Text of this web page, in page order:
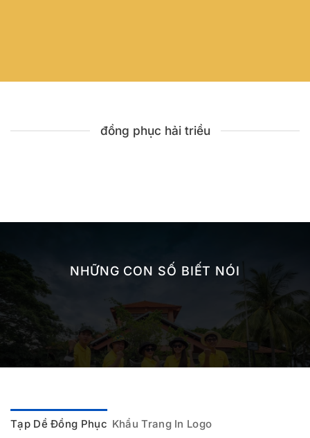
đồng phục hải triều
NHỮNG CON SỐ BIẾT NÓI
Tạp Dề Đồng Phục Khẩu Trang In Logo